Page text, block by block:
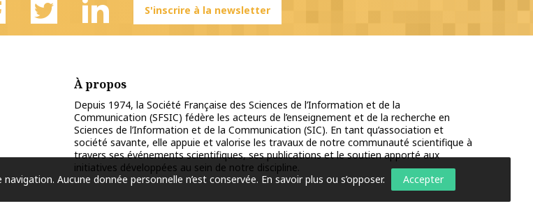
S'inscrire à la newsletter
À propos
Depuis 1974, la Société Française des Sciences de l’Information et de la
Communication (SFSIC) fédère les acteurs de l’enseignement et de la recherche en
Sciences de l’Information et de la Communication (SIC). En tant qu’association et
société savante, elle appuie et valorise les travaux de notre communauté scientifique à
travers ses événements scientifiques, ses publications et le soutien apporté aux
initiatives développées au sein de notre discipline.
Aucune donnée personnelle n’est conservée. En savoir plus ou s’opposer. Accepter